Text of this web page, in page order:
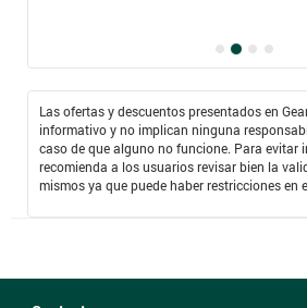
Las ofertas y descuentos presentados en
informativo y no implican ninguna
caso de que alguno no funcione. Para evitar
recomienda a los usuarios revisar bien la
mismos ya que puede haber restricciones en